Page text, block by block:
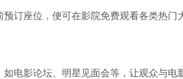
订座位，便可在影院免费观看各类热门
电影论坛、明星见面会等，让观众与电